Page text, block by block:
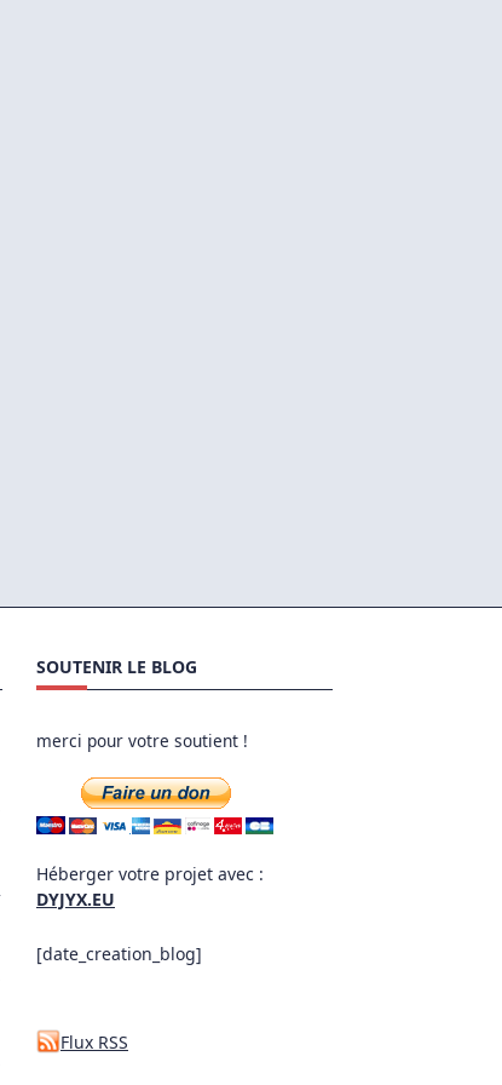
SOUTENIR LE BLOG
merci pour votre soutient !
Héberger votre projet avec :
DYJYX.EU
[date_creation_blog]
Flux RSS